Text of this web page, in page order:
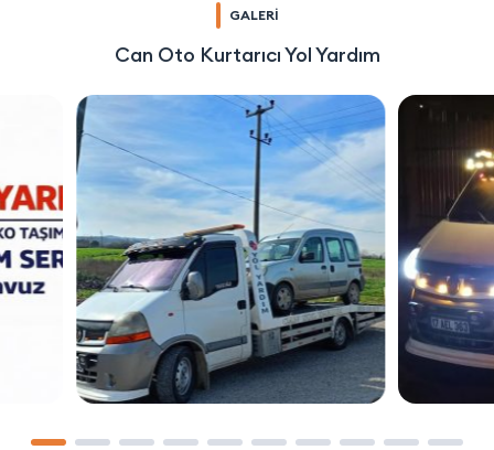
GALERİ
Can Oto Kurtarıcı Yol Yardım